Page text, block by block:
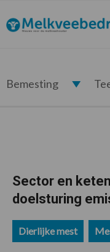
de
hoofdnavigatie
de
hoofd
de
eerste
de
voettekst
Melkveebedrijf.nl
Bemesting
Sector en
doelsturing
Dierlijke mest